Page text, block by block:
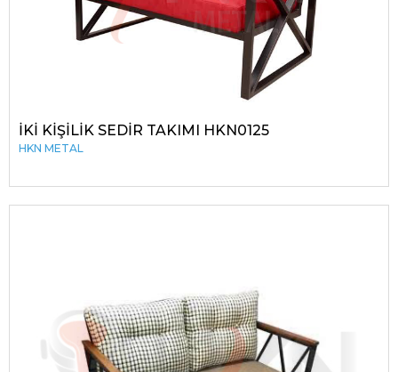
İKİ KİŞİLİK SEDİR TAKIMI HKN0125
HKN METAL